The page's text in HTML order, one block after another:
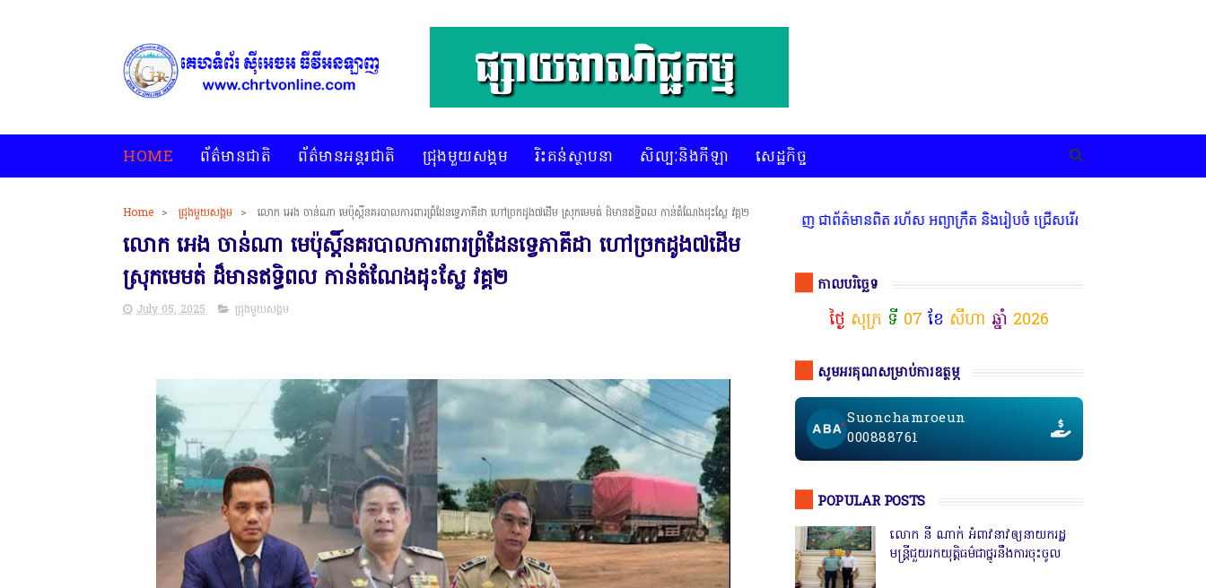
HOME ព័ត៌មានជាតិ ព័ត៌មានអន្តរជាតិ ជ្រុងមួយសង្គម រិះគន់ស្ថាបនា សិល្បៈនិងកីឡា សេដ្ឋកិច្ច
Home > ជ្រុងមួយសង្គម > លោក អេង ចាន់ណា មេប៉ុស្តិ៍នគរបាលការពារព្រំដែនទ្វេភាគីដា ហៅច្រកដូង៧ដើម ស្រុកមេមត់ ដ៏មានឥទ្ធិពល កាន់តំណែងដុះស្លែ វគ្គ២
លោក អេង ចាន់ណា មេប៉ុស្តិ៍នគរបាលការពារព្រំដែនទ្វេភាគីដា ហៅច្រកដូង៧ដើម
ស្រុកមេមត់ ដ៏មានឥទ្ធិពល កាន់តំណែងដុះស្លែ វគ្គ២
July 05, 2025 ជ្រុងមួយសង្គម
* គេហទំព័រ ស៊ីអេចអធីវីអនឡាញ ជាព័ត៌មានពិត រហ័ស អព្យាក្រឹត និងរៀបចំ ជ្រើសរើស ក្រុមការងារ នៅតាមបណ្តាលរាជធានី
កាលបរិច្ឆេទ
ថ្ងៃ សុក្រ ទី 07 ខែ សីហា ឆ្នាំ 2026
សូមអរគុណសម្រាប់ការឧត្ថម្ភ
Suonchamroeun
000888761
POPULAR POSTS
លោក នី ណាក់ អំពាវនាវឲ្យនាយករដ្ឋ
មន្ត្រីជួយរកយុត្តិធម៌ជាថ្នូរនឹងការចុះចូល